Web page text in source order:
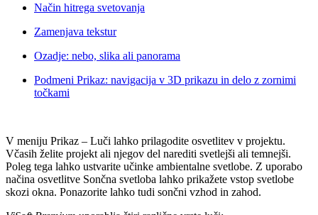
Način hitrega svetovanja
Zamenjava tekstur
Ozadje: nebo, slika ali panorama
Podmeni Prikaz: navigacija v 3D prikazu in delo z zornimi
točkami
V meniju Prikaz – Luči lahko prilagodite osvetlitev v projektu.
Včasih želite projekt ali njegov del narediti svetlejši ali temnejši.
Poleg tega lahko ustvarite učinke ambientalne svetlobe. Z uporabo
načina osvetlitve Sončna svetloba lahko prikažete vstop svetlobe
skozi okna. Ponazorite lahko tudi sončni vzhod in zahod.